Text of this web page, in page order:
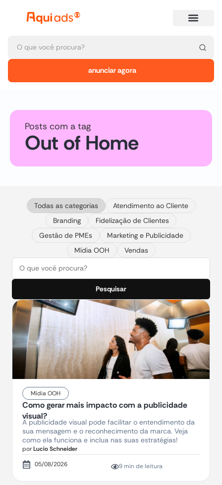
anunciar agora
Posts com a tag
Out of Home
Todas as categorias
Atendimento ao Cliente
Branding
Fidelização de Clientes
Gestão de PMEs
Marketing e Publicidade
Mídia OOH
Vendas
Pesquisar
Mídia OOH
Como gerar mais impacto com a publicidade
visual?
A publicidade visual pode facilitar o entendimento da
sua mensagem e o reconhecimento da marca. Veja
como ela funciona e inclua nas suas estratégias!
porLucio Schneider
05/08/2026
9 min de leitura